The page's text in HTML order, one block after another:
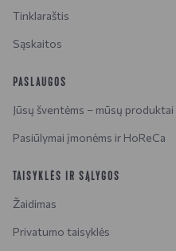
Tinklaraštis
Sąskaitos
PASLAUGOS
Jūsų šventėms – mūsų
Pasiūlymai įmonėms ir HoReCa
TAISYKLĖS IR SĄLYGOS
Žaidimas
Privatumo taisyklės